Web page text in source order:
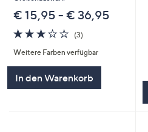
€ 15,95 - € 36,95
3.0
von
5
(3)
Weitere Farben verfügbar
In den Warenkorb